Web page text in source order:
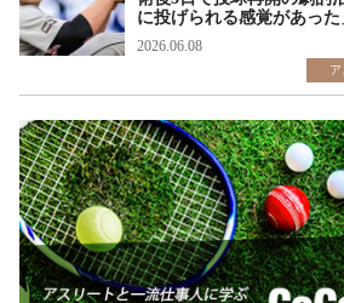
に投げられる感覚があった
2026.06.08